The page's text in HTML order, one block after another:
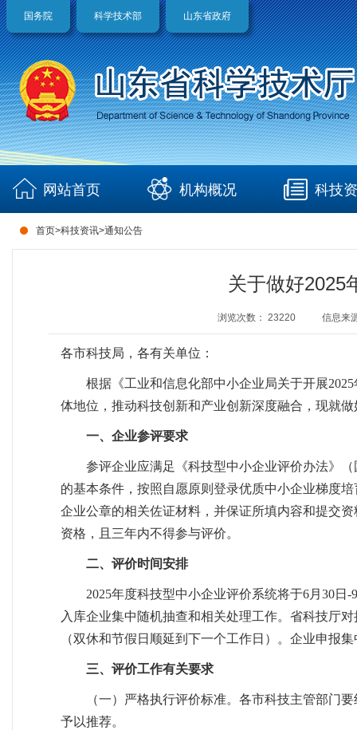
国务院 科学技术部 山东省政府
网站首页 机构概况 科技
首页>科技资讯>通知公告
关于做好2025
浏览次数： 23220 信息来
各市科技局，各有关单位：
根据《工业和信息化部中小企业局关于开展
体地位，推动科技创新和产业创新深度融合，现就
一、企业参评要求
参评企业应满足《科技型中小企业评价办法》
的基本条件，按照自愿原则登录优质中小企业梯度
企业公章的相关佐证材料，并保证所填内容和提交
资格，且三年内不得参与评价。
二、评价时间安排
2025年度科技型中小企业评价系统将于6月30
入库企业集中随机抽查和相关处理工作。省科技厅
（双休和节假日顺延到下一个工作日）。企业申报
三、评价工作有关要求
（一）严格执行评价标准。各市科技主管部门
予以推荐。